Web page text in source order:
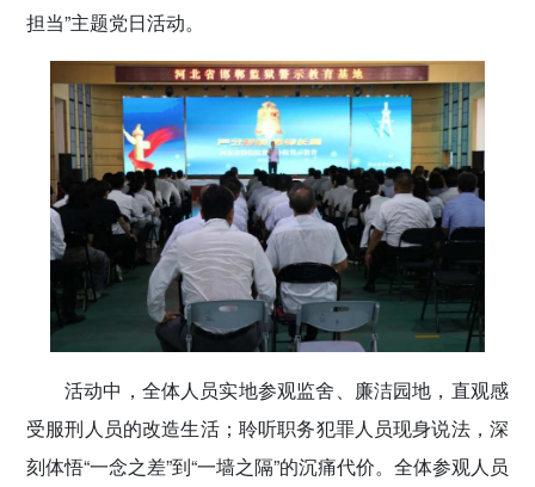
担当”主题党日活动。
活动中，全体人员实地参观监舍、廉洁园地，直观感
受服刑人员的改造生活；聆听职务犯罪人员现身说法，深
刻体悟“一念之差”到“一墙之隔”的沉痛代价。全体参观人员